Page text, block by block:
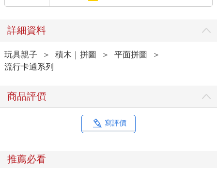
詳細資料
玩具親子 ＞ 積木｜拼圖 ＞ 平面拼圖
＞
流行卡通系列
商品評價
寫評價
推薦必看